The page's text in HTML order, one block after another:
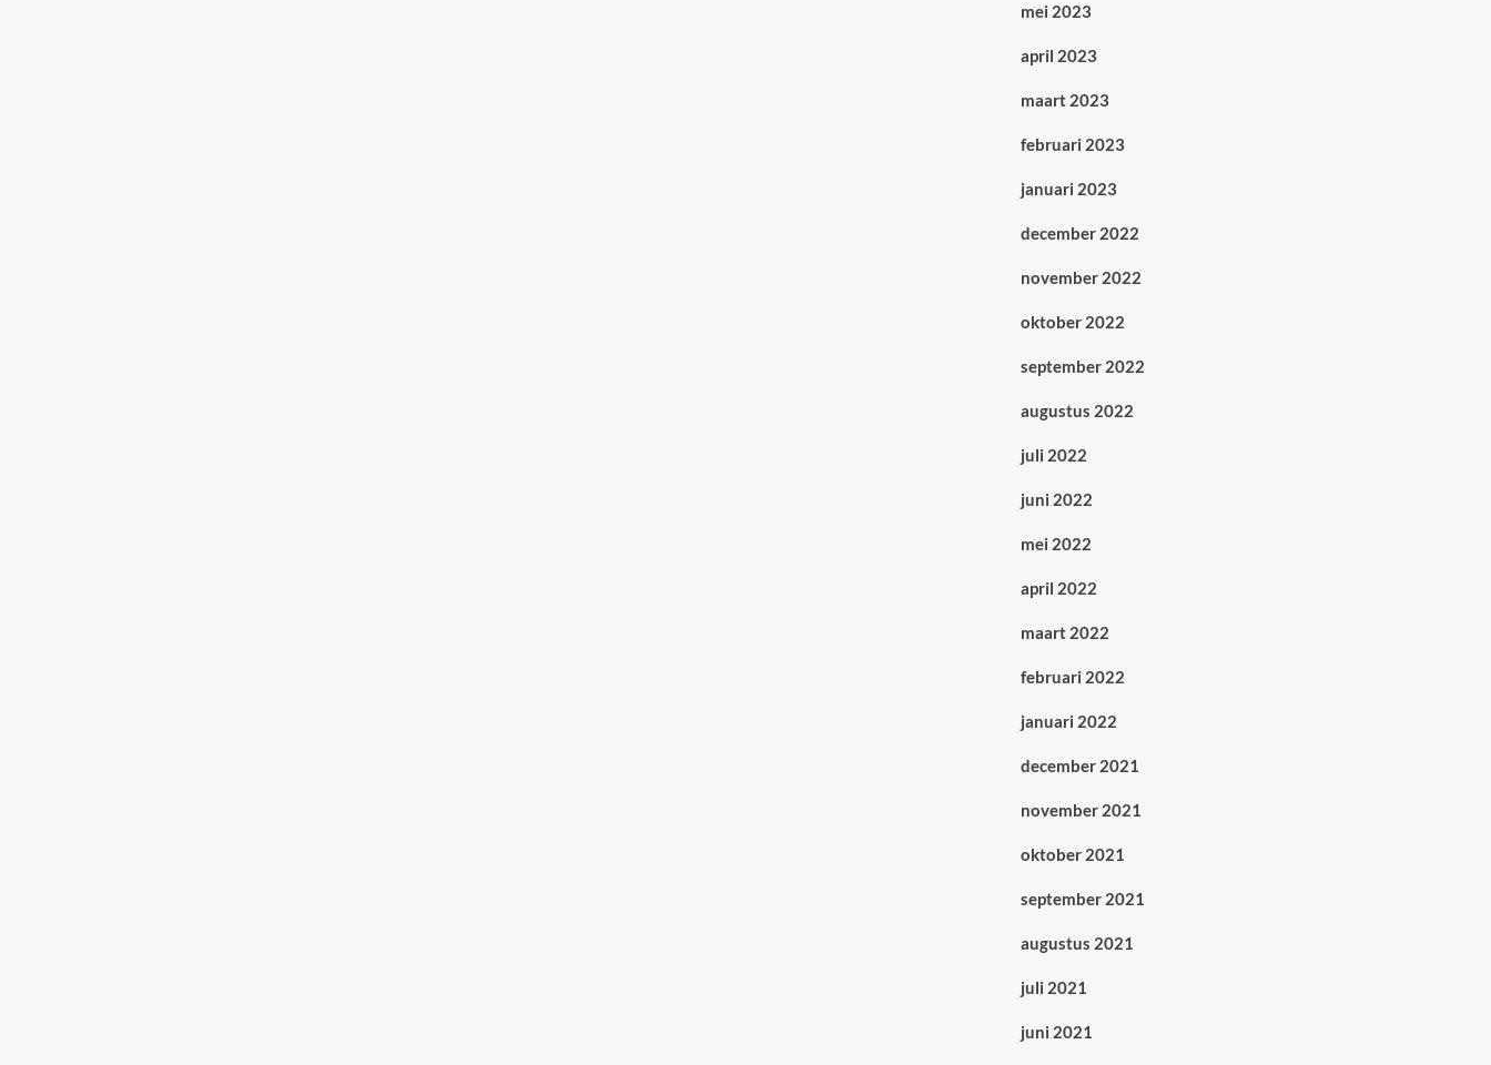
mei 2023
april 2023
maart 2023
februari 2023
januari 2023
december 2022
november 2022
oktober 2022
september 2022
augustus 2022
juli 2022
juni 2022
mei 2022
april 2022
maart 2022
februari 2022
januari 2022
december 2021
november 2021
oktober 2021
september 2021
augustus 2021
juli 2021
juni 2021